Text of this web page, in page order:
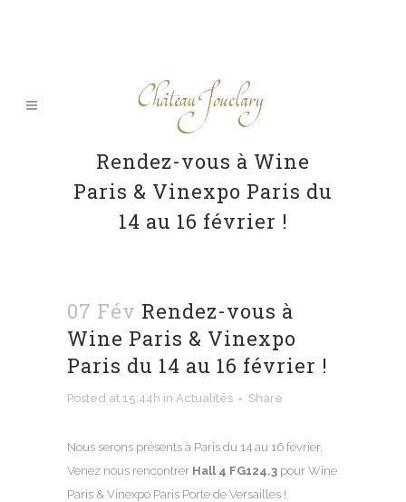
Rendez-vous à Wine
Paris & Vinexpo Paris du
14 au 16 février !
07 Fév Rendez-vous à
Wine Paris & Vinexpo
Paris du 14 au 16 février !
Posted at 15:44h in Actualités Share
Nous serons présents à Paris du 14 au 16 février.
Venez nous rencontrer Hall 4 FG124.3 pour Wine
Paris & Vinexpo Paris Porte de Versailles !